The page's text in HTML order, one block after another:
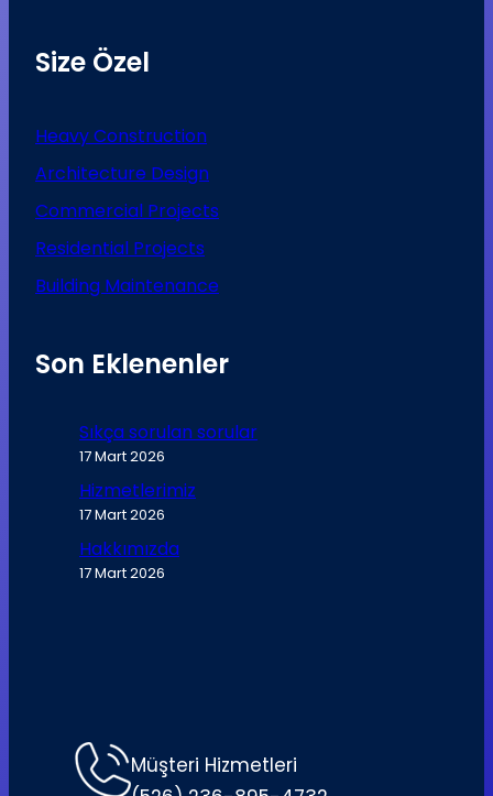
Size Özel
Heavy Construction
Architecture Design
Commercial Projects
Residential Projects
Building Maintenance
Son Eklenenler
Sıkça sorulan sorular
17 Mart 2026
Hizmetlerimiz
17 Mart 2026
Hakkımızda
17 Mart 2026
Müşteri Hizmetleri